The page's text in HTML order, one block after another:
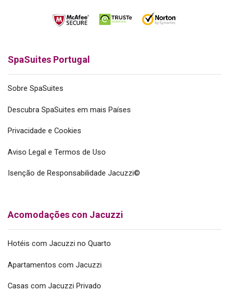
SpaSuites Portugal
Sobre SpaSuites
Descubra SpaSuites em mais Países
Privacidade e Cookies
Aviso Legal e Termos de Uso
Isenção de Responsabilidade Jacuzzi©
Acomodações con Jacuzzi
Hotéis com Jacuzzi no Quarto
Apartamentos com Jacuzzi
Casas com Jacuzzi Privado